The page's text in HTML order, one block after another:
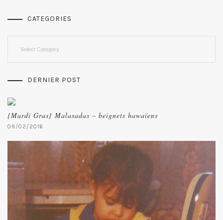
CATEGORIES
DERNIER POST
{Mardi Gras} Malasadas – beignets hawaïens
09/02/2016